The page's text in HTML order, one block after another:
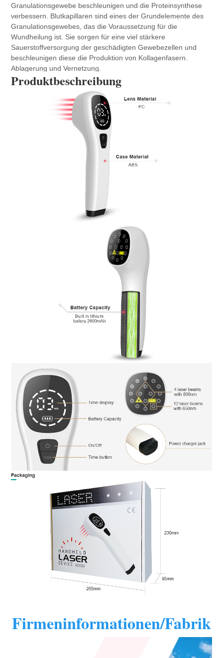
Granulationsgewebe beschleunigen und die Proteinsynthese
verbessern. Blutkapillaren sind eines der Grundelemente des
Granulationsgewebes, das die Voraussetzung für die
Wundheilung ist. Sie sorgen für eine viel stärkere
Sauerstoffversorgung der geschädigten Gewebezellen und
beschleunigen diese die Produktion von Kollagenfasern.
Ablagerung und Vernetzung.
Produktbeschreibung
Firmeninformationen/Fabrik